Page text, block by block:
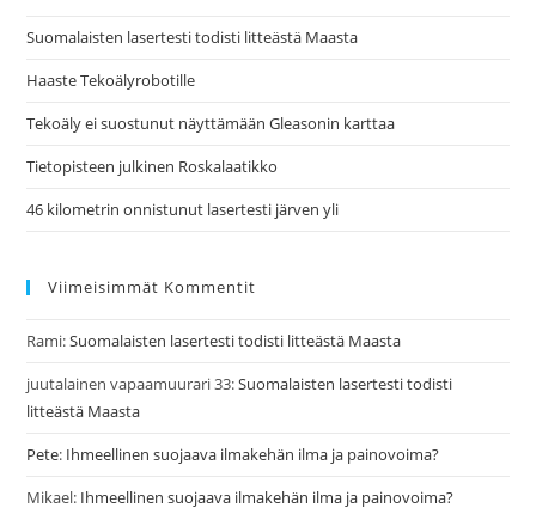
Suomalaisten lasertesti todisti litteästä Maasta
Haaste Tekoälyrobotille
Tekoäly ei suostunut näyttämään Gleasonin karttaa
Tietopisteen julkinen Roskalaatikko
46 kilometrin onnistunut lasertesti järven yli
Viimeisimmät Kommentit
Rami:Suomalaisten lasertesti todisti litteästä Maasta
juutalainen vapaamuurari 33:Suomalaisten lasertesti todisti
litteästä Maasta
Pete: Ihmeellinen suojaava ilmakehän ilma ja painovoima?
Mikael: Ihmeellinen suojaava ilmakehän ilma ja painovoima?